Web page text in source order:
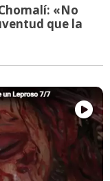
«No
que la